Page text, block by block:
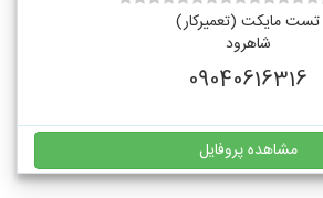
تست مایکت (تعمیرکار)
شاهرود
09040616316
مشاهده پروفایل